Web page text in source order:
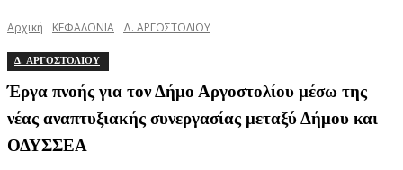
Αρχική ΚΕΦΑΛΟΝΙΑ Δ. ΑΡΓΟΣΤΟΛΙΟΥ
Δ. ΑΡΓΟΣΤΟΛΙΟΥ
Έργα πνοής για τον Δήμο Αργοστολίου μέσω της
νέας αναπτυξιακής συνεργασίας μεταξύ Δήμου και
ΟΔΥΣΣΕΑ